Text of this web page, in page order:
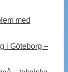
med
i Göteborg –